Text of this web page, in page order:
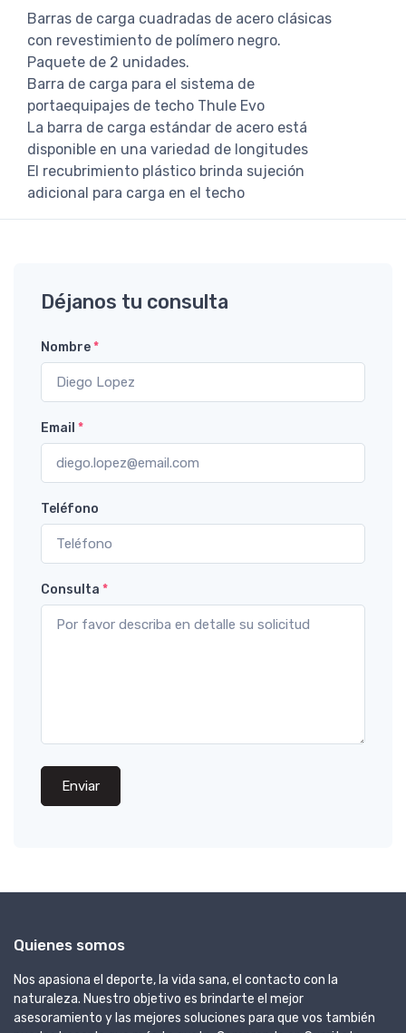
Barras de carga cuadradas de acero clásicas
con revestimiento de polímero negro.
Paquete de 2 unidades.
Barra de carga para el sistema de
portaequipajes de techo Thule Evo
La barra de carga estándar de acero está
disponible en una variedad de longitudes
El recubrimiento plástico brinda sujeción
adicional para carga en el techo
Déjanos tu consulta
Nombre*
Email *
Teléfono
Consulta *
Enviar
Quienes somos
Nos apasiona el deporte, la vida sana, el contacto con la
naturaleza. Nuestro objetivo es brindarte el mejor
asesoramiento y las mejores soluciones para que vos también